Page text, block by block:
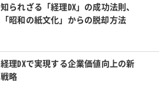
知られざる「経理DX」の成功法則、
「昭和の紙文化」からの脱却方法
経理DXで実現する企業価値向上の新
戦略